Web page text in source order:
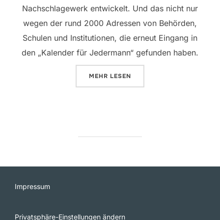
Nachschlagewerk entwickelt. Und das nicht nur
wegen der rund 2000 Adressen von Behörden,
Schulen und Institutionen, die erneut Eingang in
den „Kalender für Jedermann“ gefunden haben.
MEHR ÜBER „100 JAHRE
LESEN
Impressum
Privatsphäre-Einstellungen ändern